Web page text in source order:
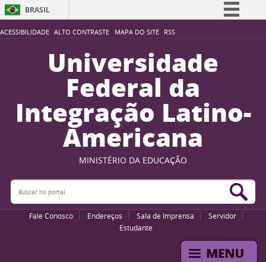
ACESSIBILIDADE ALTO CONTRASTE MAPA DO SITE RSS
BRASIL
Simplifique!
Participe
Acesso à informação
Legislação
Canais
Universidade
Federal da
Integração Latino-
Americana
MINISTÉRIO DA EDUCAÇÃO
Buscar no portal
Fale Conosco Endereços Sala de Imprensa
Servidor
Estudante